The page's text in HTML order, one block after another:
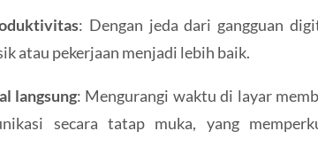
: Dengan jeda dari gangguan
atau pekerjaan menjadi lebih baik.
langsung: Mengurangi waktu di layar
secara tatap muka, yang